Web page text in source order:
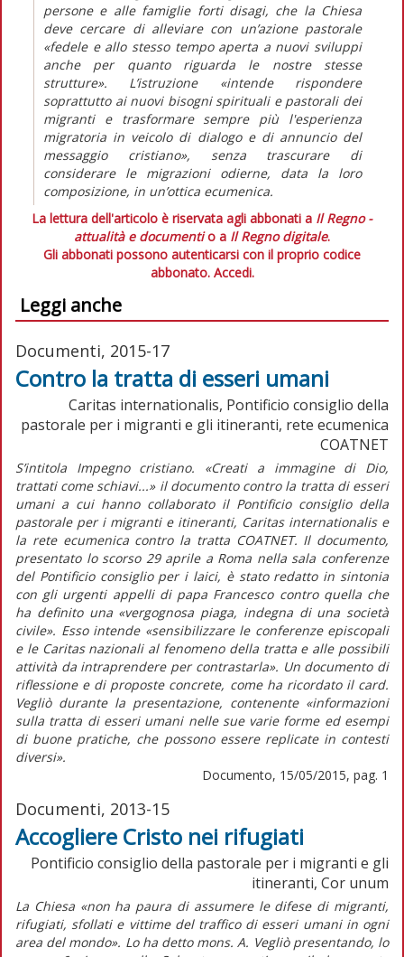
persone e alle famiglie forti disagi, che la Chiesa
deve cercare di alleviare con un’azione pastorale
«fedele e allo stesso tempo aperta a nuovi sviluppi
anche per quanto riguarda le nostre stesse
strutture». L’istruzione «intende rispondere
soprattutto ai nuovi bisogni spirituali e pastorali dei
migranti e trasformare sempre più l'esperienza
migratoria in veicolo di dialogo e di annuncio del
messaggio cristiano», senza trascurare di
considerare le migrazioni odierne, data la loro
composizione, in un’ottica ecumenica.
La lettura dell'articolo è riservata agli abbonati a Il Regno -
attualità e documentio a Il Regno digitale.
Gli abbonati possono autenticarsi con il proprio codice
abbonato. Accedi.
Leggi anche
Documenti, 2015-17
Contro la tratta di esseri umani
Caritas internationalis, Pontificio consiglio della
pastorale per i migranti e gli itineranti, rete ecumenica
COATNET
S’intitola Impegno cristiano. «Creati a immagine di Dio,
trattati come schiavi...» il documento contro la tratta di esseri
umani a cui hanno collaborato il Pontificio consiglio della
pastorale per i migranti e itineranti, Caritas internationalis e
la rete ecumenica contro la tratta COATNET. Il documento,
presentato lo scorso 29 aprile a Roma nella sala conferenze
del Pontificio consiglio per i laici, è stato redatto in sintonia
con gli urgenti appelli di papa Francesco contro quella che
ha definito una «vergognosa piaga, indegna di una società
civile». Esso intende «sensibilizzare le conferenze episcopali
e le Caritas nazionali al fenomeno della tratta e alle possibili
attività da intraprendere per contrastarla». Un documento di
riflessione e di proposte concrete, come ha ricordato il card.
Vegliò durante la presentazione, contenente «informazioni
sulla tratta di esseri umani nelle sue varie forme ed esempi
di buone pratiche, che possono essere replicate in contesti
diversi».
Documento, 15/05/2015, pag. 1
Documenti, 2013-15
Accogliere Cristo nei rifugiati
Pontificio consiglio della pastorale per i migranti e gli
itineranti, Cor unum
La Chiesa «non ha paura di assumere le difese di migranti,
rifugiati, sfollati e vittime del traffico di esseri umani in ogni
area del mondo». Lo ha detto mons. A. Vegliò presentando, lo